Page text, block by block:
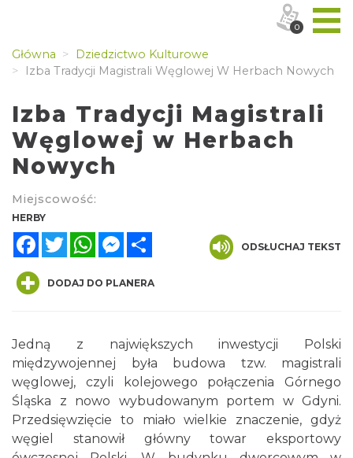
Główna
Dziedzictwo Kulturowe
Izba Tradycji Magistrali Węglowej W Herbach Nowych
Izba Tradycji Magistrali
Węglowej w Herbach
Nowych
Miejscowość:
HERBY
FacebookTwitterWhatsAppMessenger
ODSŁUCHAJ TEKST
DODAJ DO PLANERA
Jedną z największych inwestycji Polski
międzywojennej była budowa tzw. magistrali
węglowej, czyli kolejowego połączenia Górnego
Śląska z nowo wybudowanym portem w Gdyni.
Przedsięwzięcie to miało wielkie znaczenie, gdyż
węgiel stanowił główny towar eksportowy
0